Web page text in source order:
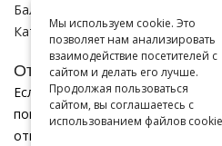
Баланс
Каталог товаров
Отправить запрос
Если Вы не нашли нужные
помощь в подборе,
отправьте нам запрос - мы Вам
Мы используем cookie. Это
позволяет нам анализировать
взаимодействие посетителей с
сайтом и делать его лучше.
Продолжая пользоваться
сайтом, вы соглашаетесь с
использованием файлов